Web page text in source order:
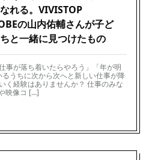
れる。VIVISTOP
の山内佑輔さんが子ど
と一緒に見つけたもの
事が落ち着いたらやろう」「年が明
うちに次から次へと新しい仕事が降
く経験はありませんか？ 仕事のみな
映像コ […]